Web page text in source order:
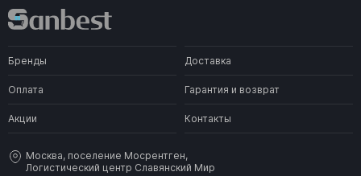
Бренды Доставка
Оплата Гарантия и возврат
Акции Контакты
Москва, поселение Мосрентген,
Логистический центр Славянский Мир